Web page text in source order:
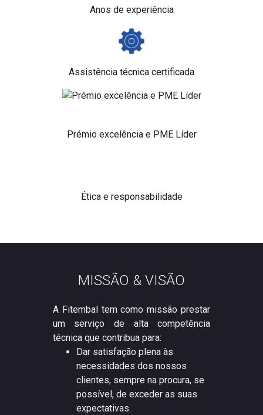
Anos de experiência
Assistência técnica certificada
Prémio excelência e PME Líder
Ética e responsabilidade
MISSÃO & VISÃO
A Fitembal tem como missão prestar
um serviço de alta competência
técnica que contribua para:
Dar satisfação plena às
necessidades dos nossos
clientes, sempre na procura, se
possível, de exceder as suas
expectativas.